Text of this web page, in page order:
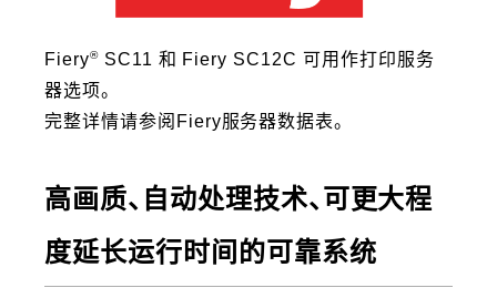
Fiery®SC11 和 Fiery SC12C 可用作打印服务
器选项。
完整详情请参阅Fiery服务器数据表。
高画质、自动处理技术、可更大程
度延长运行时间的可靠系统